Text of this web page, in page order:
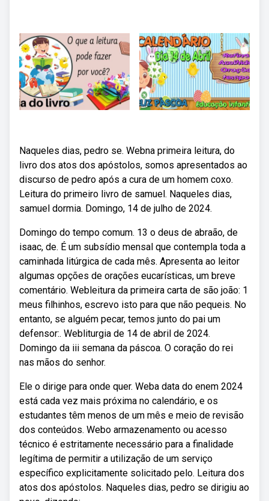
Naqueles dias, pedro se. Webna primeira leitura, do
livro dos atos dos apóstolos, somos apresentados ao
discurso de pedro após a cura de um homem coxo.
Leitura do primeiro livro de samuel. Naqueles dias,
samuel dormia. Domingo, 14 de julho de 2024.
Domingo do tempo comum. 13 o deus de abraão, de
isaac, de. É um subsídio mensal que contempla toda a
caminhada litúrgica de cada mês. Apresenta ao leitor
algumas opções de orações eucarísticas, um breve
comentário. Webleitura da primeira carta de são joão: 1
meus filhinhos, escrevo isto para que não pequeis. No
entanto, se alguém pecar, temos junto do pai um
defensor:. Webliturgia de 14 de abril de 2024.
Domingo da iii semana da páscoa. O coração do rei
nas mãos do senhor.
Ele o dirige para onde quer. Weba data do enem 2024
está cada vez mais próxima no calendário, e os
estudantes têm menos de um mês e meio de revisão
dos conteúdos. Webo armazenamento ou acesso
técnico é estritamente necessário para a finalidade
legítima de permitir a utilização de um serviço
específico explicitamente solicitado pelo. Leitura dos
atos dos apóstolos. Naqueles dias, pedro se dirigiu ao